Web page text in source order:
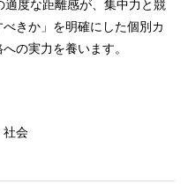
度な距離感が、集中力と競
きか」を明確にした個別カ
の実力を養います。
社会